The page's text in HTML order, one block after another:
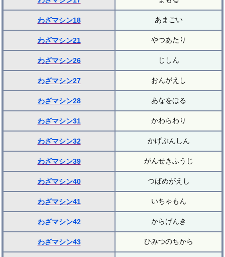
わざマシン18 あまごい
わざマシン21 やつあたり
わざマシン26 じしん
わざマシン27 おんがえし
わざマシン28 あなをほる
わざマシン31 かわらわり
わざマシン32 かげぶんしん
わざマシン39 がんせきふうじ
わざマシン40 つばめがえし
わざマシン41 いちゃもん
わざマシン42 からげんき
わざマシン43 ひみつのちから